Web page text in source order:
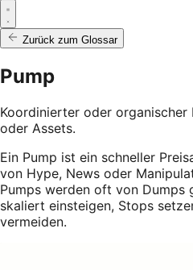
Zurück zum Glossar
Pump
Koordinierter oder organischer
oder Assets.
Ein Pump ist ein schneller
von Hype, News oder
Pumps werden oft von Dumps
skaliert einsteigen, Stops
vermeiden.